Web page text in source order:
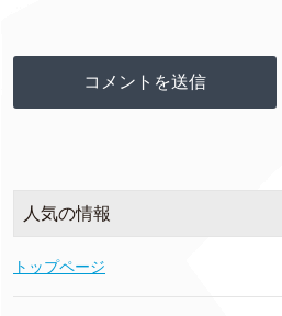
人気の情報
トップページ